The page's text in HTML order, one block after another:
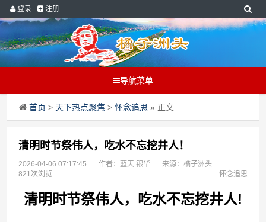
登录 注册
导航菜单
首页 > 天下热点聚焦 >怀念追思 » 正文
清明时节祭伟人，吃水不忘挖井人！
2026-04-06 07:17:45 作者：蓝天 银华
来源：橘子洲头
821次浏览
怀念追思
清明时节祭伟人，吃水不忘挖井人!